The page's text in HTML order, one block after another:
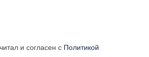
и согласен с Политикой